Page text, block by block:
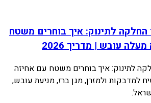
לתינוק: איך בוחרים משטח
עובש | מדריך 2026
לתינוק: איך בוחרים משטח עם אחיזה
למדבקות ולמזרן, מגן ברז, מניעת עובש,